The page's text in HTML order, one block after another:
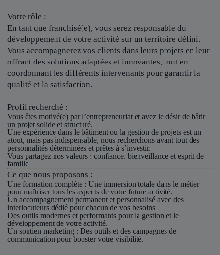
Votre rôle :
En tant que franchisé(e), vous serez responsable du
développement de votre activité sur un territoire défini.
Vous accompagnerez vos clients dans leurs projets en leur
offrant des solutions adaptées et innovantes, tout en
coordonnant les différents intervenants pour garantir la
qualité et la satisfaction.
Profil recherché :
Vous êtes motivé(e) par l’entrepreneuriat et avez le désir de bâtir
un projet solide et structuré.
Une expérience dans le bâtiment ou la gestion de projets est un
atout, mais pas indispensable, nous recherchons avant tout des
personnalités déterminées et prêtes à s’investir.
Vous partagez nos valeurs : confiance, bienveillance et esprit de
famille
Ce que nous proposons :
Une formation complète : Une immersion totale dans le métier
pour maîtriser tous les aspects de votre future activité.
Un accompagnement permanent et personnalisé avec des
interlocuteurs dédié pour chacun de vos besoins
Des outils modernes et performants pour la gestion et le
développement de votre activité.
Un soutien marketing : Des outils et des campagnes de
communication pour booster votre visibilité.